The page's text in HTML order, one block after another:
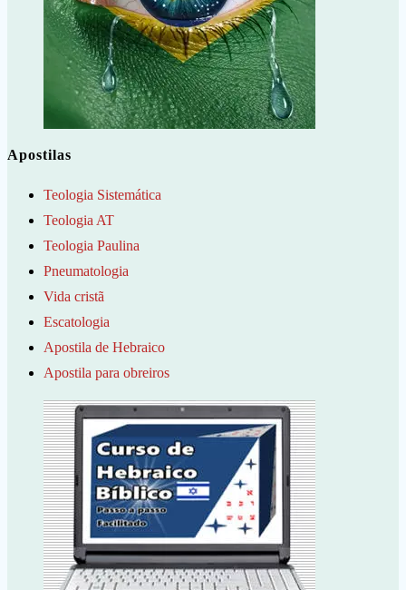
Apostilas
Teologia Sistemática
Teologia AT
Teologia Paulina
Pneumatologia
Vida cristã
Escatologia
Apostila de Hebraico
Apostila para obreiros